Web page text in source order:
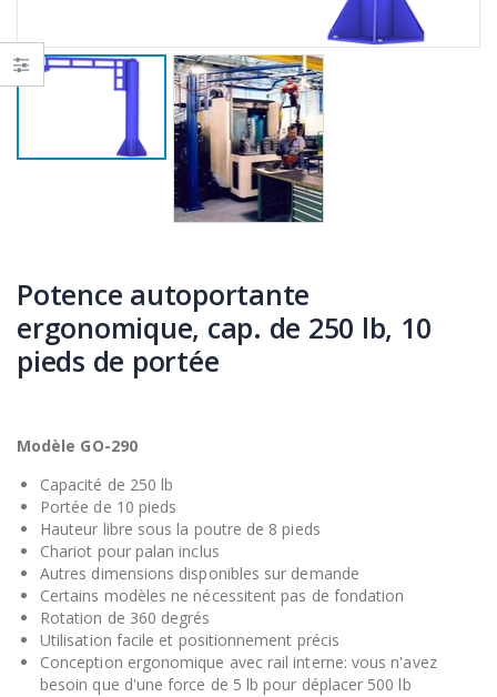
Potence autoportante
ergonomique, cap. de 250 lb, 10
pieds de portée
Modèle GO-290
Capacité de 250 lb
Portée de 10 pieds
Hauteur libre sous la poutre de 8 pieds
Chariot pour palan inclus
Autres dimensions disponibles sur demande
Certains modèles ne nécessitent pas de fondation
Rotation de 360 degrés
Utilisation facile et positionnement précis
Conception ergonomique avec rail interne: vous n'avez
besoin que d'une force de 5 lb pour déplacer 500 lb